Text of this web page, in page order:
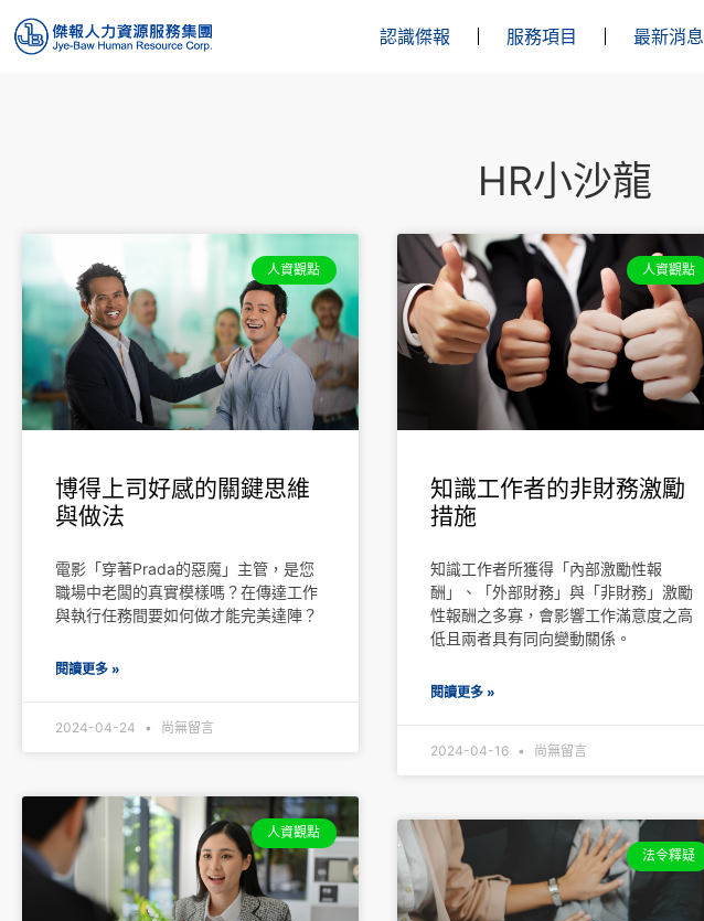
認識傑報 服務項目 最新消息
HR小沙龍
人資觀點
博得上司好感的關鍵思維
與做法
電影「穿著Prada的惡魔」主管，是您
職場中老闆的真實模樣嗎？在傳達工作
與執行任務間要如何做才能完美達陣？
閱讀更多 »
2024-04-24 尚無留言
人資觀點
知識工作者的非財務激勵
措施
知識工作者所獲得「內部激勵性報
酬」、「外部財務」與「非財務」激勵
性報酬之多寡，會影響工作滿意度之高
低且兩者具有同向變動關係。
閱讀更多 »
2024-04-16 尚無留言
人資觀點
法令釋疑